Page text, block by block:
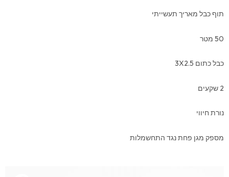
תוף כבל מאריך תעשייתי
50 מטר
כבל כתום 3X2.5
2 שקעים
נורת חיווי
מספק מגן פחת נגד התחשמלות